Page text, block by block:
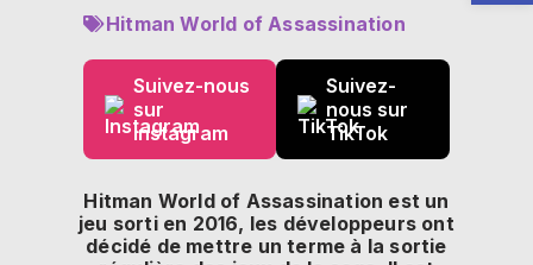
Hitman World of Assassination
Suivez-nous
sur
Instagram
Suivez-
nous sur
TikTok
Hitman World of Assassination est un
jeu sorti en 2016, les développeurs ont
décidé de mettre un terme à la sortie